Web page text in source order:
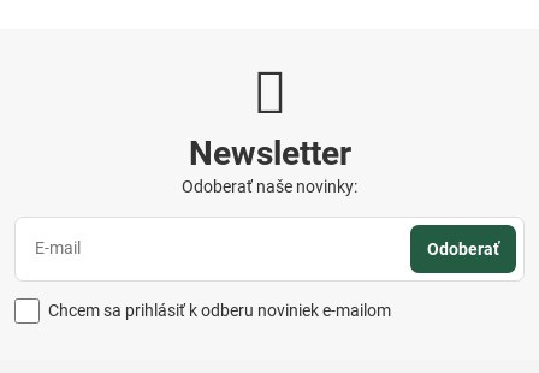
Newsletter
Odoberať naše novinky:
Odoberať
Chcem sa prihlásiť k odberu noviniek e-mailom